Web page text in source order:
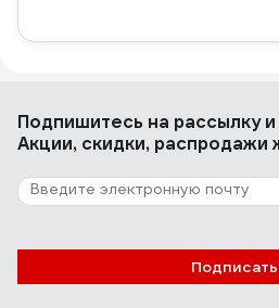
Подпишитесь на рассылкуи
Акции, скидки, распродажи